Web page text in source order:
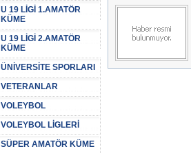
U 19 LİGİ 1.AMATÖR
KÜME
U 19 LİGİ 2.AMATÖR
KÜME
ÜNİVERSİTE SPORLARI
VETERANLAR
VOLEYBOL
VOLEYBOL LİGLERİ
SÜPER AMATÖR KÜME